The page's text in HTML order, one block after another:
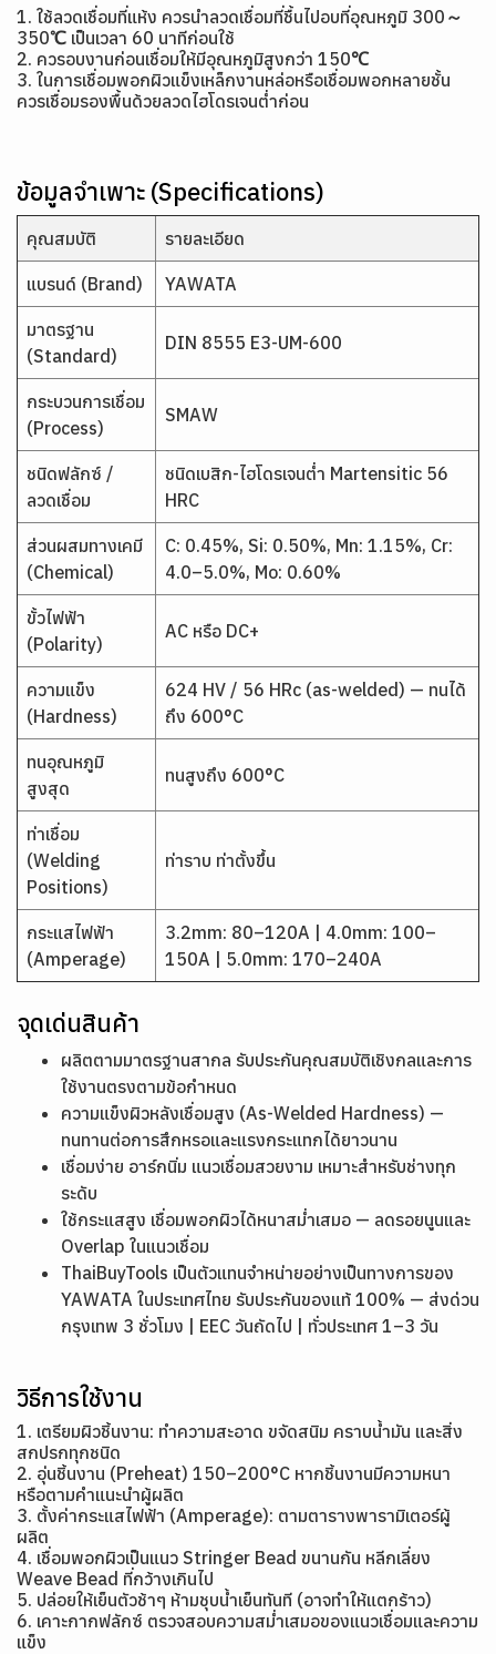
1. ใช้ลวดเชื่อมที่แห้ง ควรนำลวดเชื่อมที่ชื้นไปอบที่อุณหภูมิ 300～
350℃ เป็นเวลา 60 นาทีก่อนใช้
2. ควรอบงานก่อนเชื่อมให้มีอุณหภูมิสูงกว่า 150℃
3. ในการเชื่อมพอกผิวแข็งเหล็กงานหล่อหรือเชื่อมพอกหลายชั้น
ควรเชื่อมรองพื้นด้วยลวดไฮโดรเจนต่ำก่อน
ข้อมูลจำเพาะ (Specifications)
คุณสมบัติ รายละเอียด
แบรนด์ (Brand) YAWATA
มาตรฐาน
(Standard)
DIN 8555 E3-UM-600
กระบวนการเชื่อม
(Process)
SMAW
ชนิดฟลักซ์ /
ลวดเชื่อม
ชนิดเบสิก-ไฮโดรเจนต่ำ Martensitic 56
HRC
ส่วนผสมทางเคมี
(Chemical)
C: 0.45%, Si: 0.50%, Mn: 1.15%, Cr:
4.0–5.0%, Mo: 0.60%
ขั้วไฟฟ้า
(Polarity)
AC หรือ DC+
ความแข็ง
(Hardness)
624 HV / 56 HRc (as-welded) — ทนได้
ถึง 600°C
ทนอุณหภูมิ
สูงสุด
ทนสูงถึง 600°C
ท่าเชื่อม
(Welding
Positions)
ท่าราบ ท่าตั้งขึ้น
กระแสไฟฟ้า
(Amperage)
3.2mm: 80–120A | 4.0mm: 100–
150A | 5.0mm: 170–240A
จุดเด่นสินค้า
ผลิตตามมาตรฐานสากล รับประกันคุณสมบัติเชิงกลและการ
ใช้งานตรงตามข้อกำหนด
ความแข็งผิวหลังเชื่อมสูง (As-Welded Hardness) —
ทนทานต่อการสึกหรอและแรงกระแทกได้ยาวนาน
เชื่อมง่าย อาร์กนิ่ม แนวเชื่อมสวยงาม เหมาะสำหรับช่างทุก
ระดับ
ใช้กระแสสูง เชื่อมพอกผิวได้หนาสม่ำเสมอ — ลดรอยนูนและ
Overlap ในแนวเชื่อม
ThaiBuyTools เป็นตัวแทนจำหน่ายอย่างเป็นทางการของ
YAWATA ในประเทศไทย รับประกันของแท้ 100% — ส่งด่วน
กรุงเทพ 3 ชั่วโมง | EEC วันถัดไป | ทั่วประเทศ 1–3 วัน
วิธีการใช้งาน
1. เตรียมผิวชิ้นงาน: ทำความสะอาด ขจัดสนิม คราบน้ำมัน และสิ่ง
สกปรกทุกชนิด
2. อุ่นชิ้นงาน (Preheat) 150–200°C หากชิ้นงานมีความหนา
หรือตามคำแนะนำผู้ผลิต
3. ตั้งค่ากระแสไฟฟ้า (Amperage): ตามตารางพารามิเตอร์ผู้
ผลิต
4. เชื่อมพอกผิวเป็นแนว Stringer Bead ขนานกัน หลีกเลี่ยง
Weave Bead ที่กว้างเกินไป
5. ปล่อยให้เย็นตัวช้าๆ ห้ามชุบน้ำเย็นทันที (อาจทำให้แตกร้าว)
6. เคาะกากฟลักซ์ ตรวจสอบความสม่ำเสมอของแนวเชื่อมและความ
แข็ง